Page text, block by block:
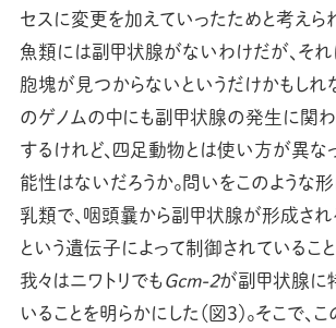
セスに変更を加えていったためと考えら
魚類には副甲状腺がないわけだが、そ
胞塊が見つからないというだけかもしれ
のゲノムの中にも副甲状腺の発生に関
するけれど、四足動物とは使い方が異な
能性はないだろうか。問いをこのような
乳類で、咽頭曩から副甲状腺が形成され
という遺伝子によって制御されているこ
我々はニワトリでもGcm-2が副甲状腺に
いることを明らかにした（図3）。そこで、